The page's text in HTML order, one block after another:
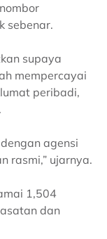
sebenar.
supaya
mempercayai
peribadi,
agensi
rasmi,” ujarnya.
1,504
dan